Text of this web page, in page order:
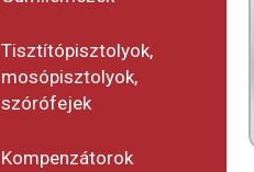
Tisztítópisztolyok,
mosópisztolyok,
szórófejek
Kompenzátorok